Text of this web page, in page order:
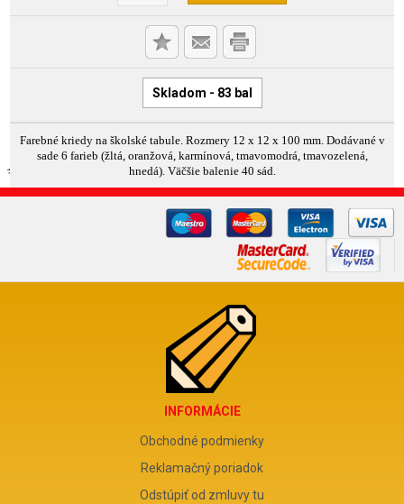
Skladom - 83 bal
Farebné kriedy na školské tabule. Rozmery 12 x 12 x 100 mm. Dodávané v
sade 6 farieb (žltá, oranžová, karmínová, tmavomodrá, tmavozelená,
hnedá). Väčšie balenie 40 sád.
INFORMÁCIE
Obchodné podmienky
Reklamačný poriadok
Odstúpiť od zmluvy tu